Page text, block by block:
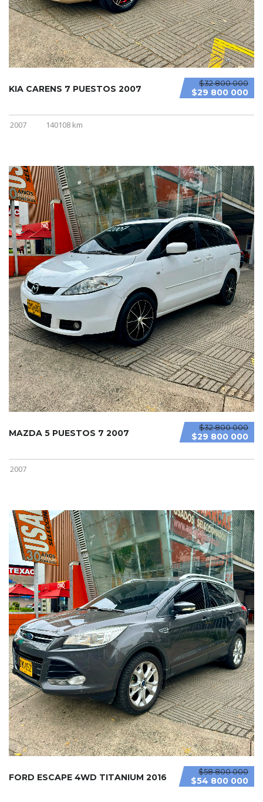
$32 800 000
$29 800 000
KIA CARENS 7 PUESTOS 2007
2007 140108 km
$32 800 000
$29 800 000
MAZDA 5 PUESTOS 7 2007
2007
$58 800 000
$54 800 000
FORD ESCAPE 4WD TITANIUM 2016